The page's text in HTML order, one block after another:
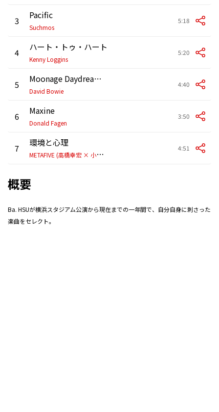
3 Pacific
Suchmos
5:18
4 ハート・トゥ・ハート
Kenny Loggins
5:20
5 Moonage Daydream (2002 Remaster)
David Bowie
4:40
6 Maxine
Donald Fagen
3:50
7
環境と心理
M
ETAFIVE (高橋幸宏 × 小山田圭吾 × 砂原良徳 × TOWA TEI × ゴンドウトモヒコ × LEO今井)
4:51
概要
Ba. HSUが横浜スタジアム公演から現在までの一年間で、自分自身に刺さった
楽曲をセレクト。